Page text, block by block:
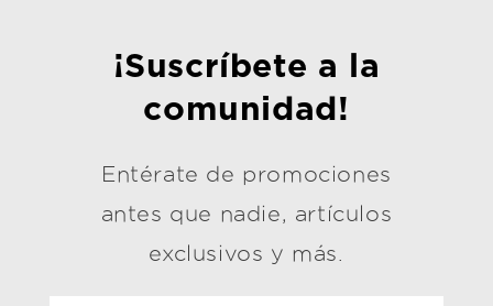
¡Suscríbete a la
comunidad!
Entérate de promociones
antes que nadie, artículos
exclusivos y más.